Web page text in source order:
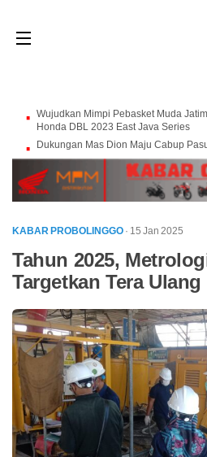
Wujudkan Mimpi Pebasket Muda
Honda DBL 2023 East Java Series
Dukungan Mas Dion Maju Cabup
KABAR PROBOLINGGO · 15 Jan 2025
Tahun 2025,
Targetkan Tera Ulang